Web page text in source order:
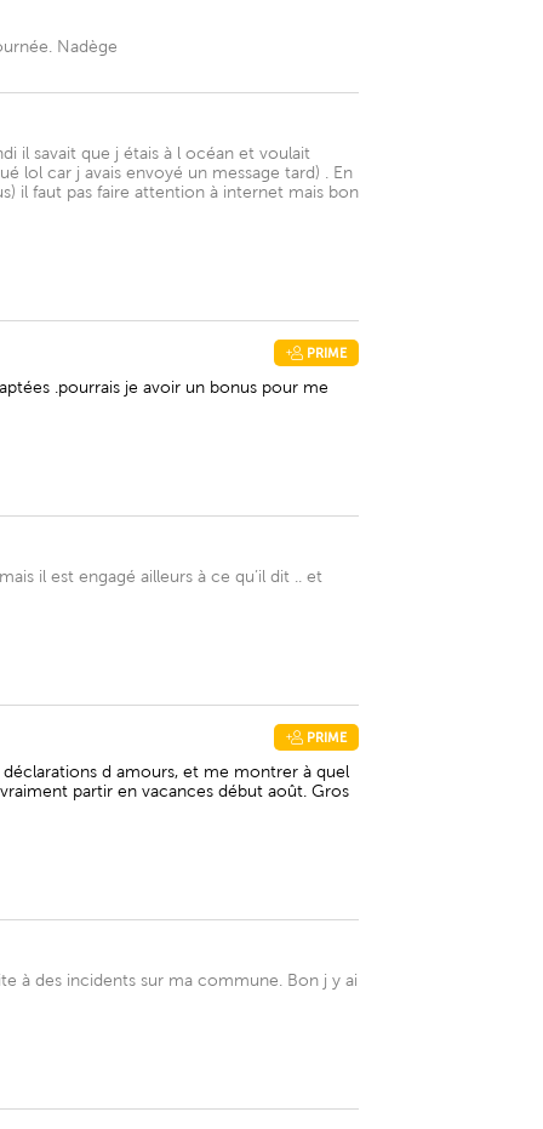
Nadège
il savait que j étais à l océan et voulait
lol car j avais envoyé un message tard) . En
il faut pas faire attention à internet mais bon
PRIME
.pourrais je avoir un bonus pour me
il est engagé ailleurs à ce qu’il dit .. et
PRIME
déclarations d amours, et me montrer à quel
partir en vacances début août. Gros
à des incidents sur ma commune. Bon j y ai